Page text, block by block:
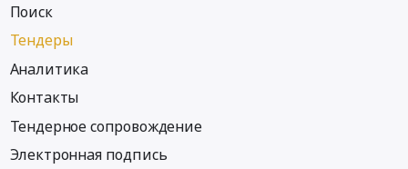
Поиск
Тендеры
Аналитика
Контакты
Тендерное сопровождение
Электронная подпись